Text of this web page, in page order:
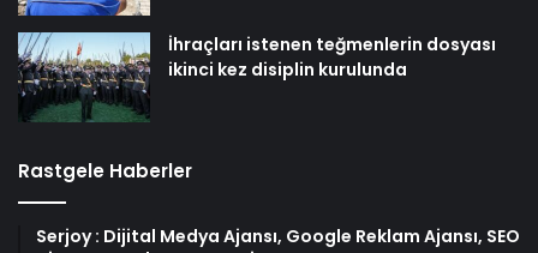
İhraçları istenen teğmenlerin dosyası
ikinci kez disiplin kurulunda
Rastgele Haberler
Serjoy : Dijital Medya Ajansı, Google Reklam Ajansı, SEO